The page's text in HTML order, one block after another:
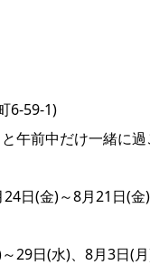
6-59-1)
午前中だけ一緒
日(金)～8月21日(
29日(水)、8月3日(